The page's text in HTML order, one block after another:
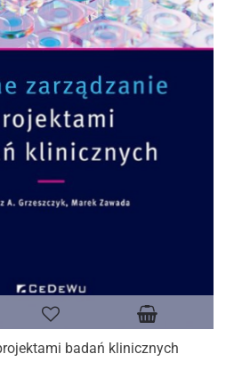
badań klinicznych